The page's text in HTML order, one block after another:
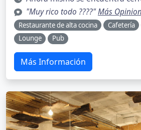
"Muy rico todo ????"Más
Restaurante de alta cocina Cafetería
Lounge
Pub
Más Información